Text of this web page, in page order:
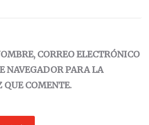
CORREO ELECTRÓNICO
NAVEGADOR PARA LA
COMENTE.